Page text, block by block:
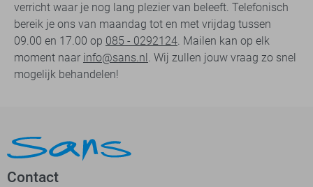
verricht waar je nog lang plezier van beleeft. Telefonisch
bereik je ons van maandag tot en met vrijdag tussen
09.00 en 17.00 op 085 - 0292124. Mailen kan op elk
moment naar info@sans.nl. Wij zullen jouw vraag zo snel
mogelijk behandelen!
Contact